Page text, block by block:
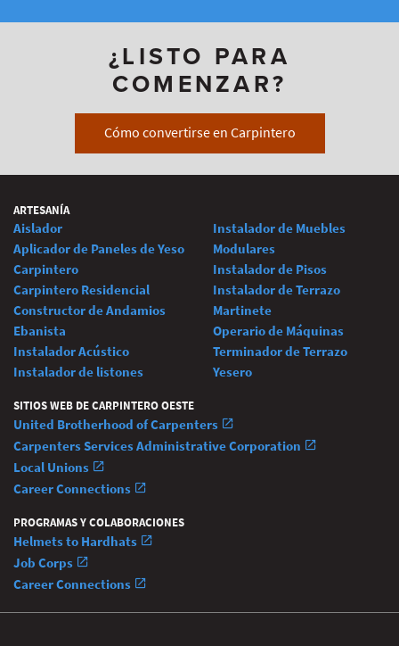
¿LISTO PARA
COMENZAR?
Cómo convertirse en Carpintero
ARTESANÍA
Aislador
Aplicador de Paneles de Yeso
Carpintero
Carpintero Residencial
Constructor de Andamios
Ebanista
Instalador Acústico
Instalador de listones
Instalador de Muebles
Modulares
Instalador de Pisos
Instalador de Terrazo
Martinete
Operario de Máquinas
Terminador de Terrazo
Yesero
SITIOS WEB DE CARPINTERO OESTE
United Brotherhood of Carpenters
Carpenters Services Administrative Corporation
Local Unions
Career Connections
PROGRAMAS Y COLABORACIONES
Helmets to Hardhats
Job Corps
Career Connections